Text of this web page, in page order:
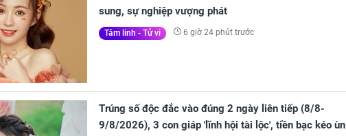
sung, sự nghiệp vượng phát
Tâm linh - Tử vi 6 giờ 24 phút trước
Trúng số độc đắc vào đúng 2 ngày liên tiếp (8/8-
9/8/2026), 3 con giáp 'lĩnh hội tài lộc', tiền bạc kéo ùn